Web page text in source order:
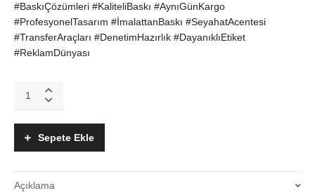
#BaskıÇözümleri #KaliteliBaskı #AynıGünKargo
#ProfesyonelTasarım #İmalattanBaskı #SeyahatAcentesi
#TransferAraçları #DenetimHazırlık #DayanıklıEtiket
#ReklamDünyası
2026
Servis
Hologramsız
Dış
Sepete Ekle
Açıklama